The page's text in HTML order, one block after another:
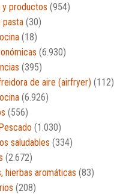
y productos (954)
pasta (30)
(18)
(6.930)
(395)
de aire (airfryer) (112)
(6.926)
(556)
(1.030)
saludables (334)
(2.672)
hierbas aromáticas (83)
(208)